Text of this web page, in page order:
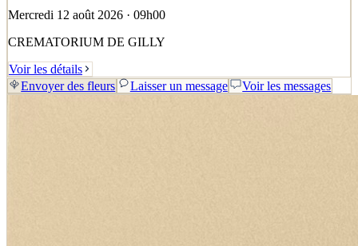
Mercredi 12 août 2026 · 09h00
CREMATORIUM DE GILLY
Voir les détails
Envoyer des fleurs
Laisser un message Voir les messages